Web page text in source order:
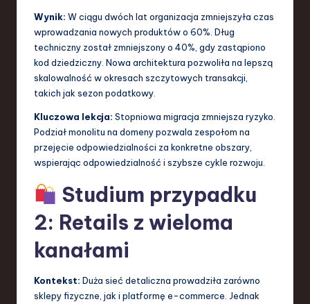
Wynik: W ciągu dwóch lat organizacja zmniejszyła czas
wprowadzania nowych produktów o 60%. Dług
techniczny został zmniejszony o 40%, gdy zastąpiono
kod dziedziczny. Nowa architektura pozwoliła na lepszą
skalowalność w okresach szczytowych transakcji,
takich jak sezon podatkowy.
Kluczowa lekcja: Stopniowa migracja zmniejsza ryzyko.
Podział monolitu na domeny pozwala zespołom na
przejęcie odpowiedzialności za konkretne obszary,
wspierając odpowiedzialność i szybsze cykle rozwoju.
Studium przypadku
2: Retails z wieloma
kanałami
Kontekst: Duża sieć detaliczna prowadziła zarówno
sklepy fizyczne, jak i platformę e-commerce. Jednak